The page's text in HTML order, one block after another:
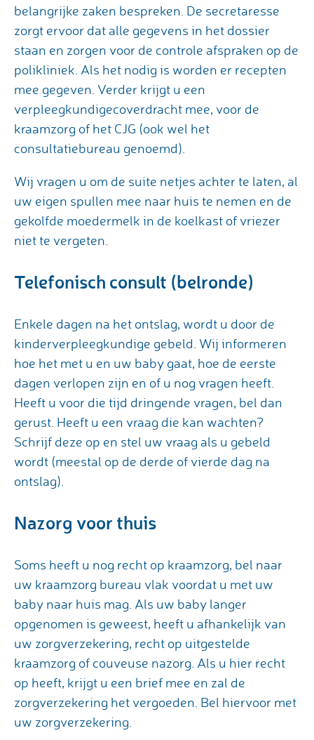
belangrijke zaken bespreken. De secretaresse
zorgt ervoor dat alle gegevens in het dossier
staan en zorgen voor de controle afspraken op de
polikliniek. Als het nodig is worden er recepten
mee gegeven. Verder krijgt u een
verpleegkundigecoverdracht mee, voor de
kraamzorg of het CJG (ook wel het
consultatiebureau genoemd).
Wij vragen u om de suite netjes achter te laten, al
uw eigen spullen mee naar huis te nemen en de
gekolfde moedermelk in de koelkast of vriezer
niet te vergeten.
Telefonisch consult (belronde)
Enkele dagen na het ontslag, wordt u door de
kinderverpleegkundige gebeld. Wij informeren
hoe het met u en uw baby gaat, hoe de eerste
dagen verlopen zijn en of u nog vragen heeft.
Heeft u voor die tijd dringende vragen, bel dan
gerust. Heeft u een vraag die kan wachten?
Schrijf deze op en stel uw vraag als u gebeld
wordt (meestal op de derde of vierde dag na
ontslag).
Nazorg voor thuis
Soms heeft u nog recht op kraamzorg, bel naar
uw kraamzorg bureau vlak voordat u met uw
baby naar huis mag. Als uw baby langer
opgenomen is geweest, heeft u afhankelijk van
uw zorgverzekering, recht op uitgestelde
kraamzorg of couveuse nazorg. Als u hier recht
op heeft, krijgt u een brief mee en zal de
zorgverzekering het vergoeden. Bel hiervoor met
uw zorgverzekering.